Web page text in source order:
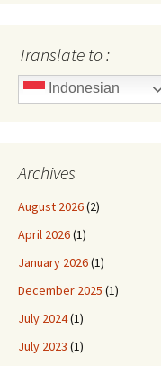
Translate to :
Indonesian
Archives
August 2026(2)
April 2026(1)
January 2026(1)
December 2025 (1)
July 2024(1)
July 2023 (1)